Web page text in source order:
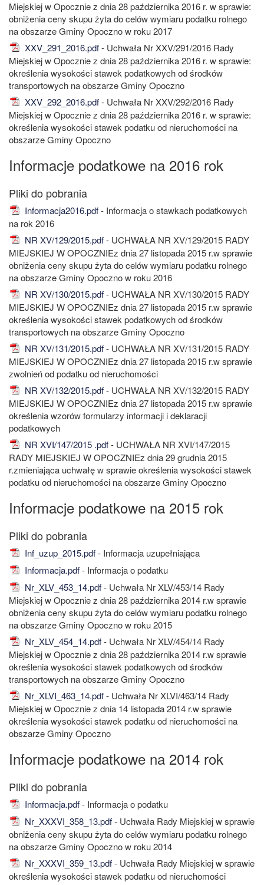
Miejskiej w Opocznie z dnia 28 października 2016 r. w sprawie:
obniżenia ceny skupu żyta do celów wymiaru podatku rolnego
na obszarze Gminy Opoczno w roku 2017
XXV_291_2016.pdf- Uchwała Nr XXV/291/2016 Rady
Miejskiej w Opocznie z dnia 28 października 2016 r. w sprawie:
określenia wysokości stawek podatkowych od środków
transportowych na obszarze Gminy Opoczno
XXV_292_2016.pdf- Uchwała Nr XXV/292/2016 Rady
Miejskiej w Opocznie z dnia 28 października 2016 r. w sprawie:
określenia wysokości stawek podatku od nieruchomości na
obszarze Gminy Opoczno
Informacje podatkowe na 2016 rok
Informacja2016.pdf- Informacja o stawkach podatkowych
na rok 2016
NR XV/129/2015.pdf- UCHWAŁA NR XV/129/2015 RADY
MIEJSKIEJ W OPOCZNIEz dnia 27 listopada 2015 r.w sprawie
obniżenia ceny skupu żyta do celów wymiaru podatku rolnego
na obszarze Gminy Opoczno w roku 2016
NR XV/130/2015.pdf- UCHWAŁA NR XV/130/2015 RADY
MIEJSKIEJ W OPOCZNIEz dnia 27 listopada 2015 r.w sprawie
określenia wysokości stawek podatkowych od środków
transportowych na obszarze Gminy Opoczno
NR XV/131/2015.pdf- UCHWAŁA NR XV/131/2015 RADY
MIEJSKIEJ W OPOCZNIEz dnia 27 listopada 2015 r.w sprawie
zwolnień od podatku od nieruchomości
NR XV/132/2015.pdf- UCHWAŁA NR XV/132/2015 RADY
MIEJSKIEJ W OPOCZNIEz dnia 27 listopada 2015 r.w sprawie
określenia wzorów formularzy informacji i deklaracji
podatkowych
NR XVI/147/2015 .pdf- UCHWAŁA NR XVI/147/2015
RADY MIEJSKIEJ W OPOCZNIEz dnia 29 grudnia 2015
r.zmieniająca uchwałę w sprawie określenia wysokości stawek
podatku od nieruchomości na obszarze Gminy Opoczno
Informacje podatkowe na 2015 rok
Inf_uzup_2015.pdf- Informacja uzupełniająca
Informacja.pdf- Informacja o podatku
Nr_XLV_453_14.pdf- Uchwała Nr XLV/453/14 Rady
Miejskiej w Opocznie z dnia 28 października 2014 r.w sprawie
obniżenia ceny skupu żyta do celów wymiaru podatku rolnego
na obszarze Gminy Opoczno w roku 2015
Nr_XLV_454_14.pdf- Uchwała Nr XLV/454/14 Rady
Miejskiej w Opocznie z dnia 28 października 2014 r.w sprawie
określenia wysokości stawek podatkowych od środków
transportowych na obszarze Gminy Opoczno
Nr_XLVI_463_14.pdf- Uchwała Nr XLVI/463/14 Rady
Miejskiej w Opocznie z dnia 14 listopada 2014 r.w sprawie
określenia wysokości stawek podatku od nieruchomości na
obszarze Gminy Opoczno
Informacje podatkowe na 2014 rok
Informacja.pdf- Informacja o podatku
Nr_XXXVI_358_13.pdf- Uchwała Rady Miejskiej w sprawie
obniżenia ceny skupu żyta do celów wymiaru podatku rolnego
na obszarze Gminy Opoczno w roku 2014
Nr_XXXVI_359_13.pdf- Uchwała Rady Miejskiej w sprawie
określenia wysokości stawek podatku od nieruchomości